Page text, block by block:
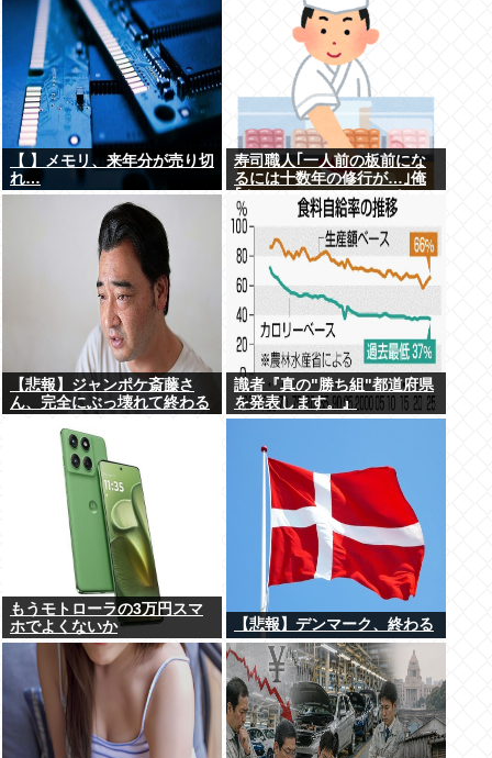
【 】メモリ、来年分が売り切
れ…
寿司職人｢一人前の板前にな
るには十数年の修行が…｣俺
｢ん、スシローでいいっしょ
(笑)あんまかわんねｗ｣
【悲報】ジャンポケ斎藤さ
ん、完全にぶっ壊れて終わる
識者『真の"勝ち組"都道府県
を発表します。』
もうモトローラの3万円スマ
ホでよくないか
【悲報】デンマーク、終わる